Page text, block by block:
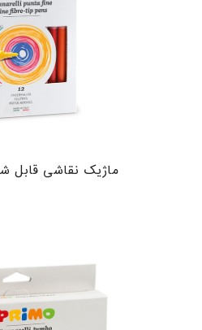
ماژیک نقاشی قابل